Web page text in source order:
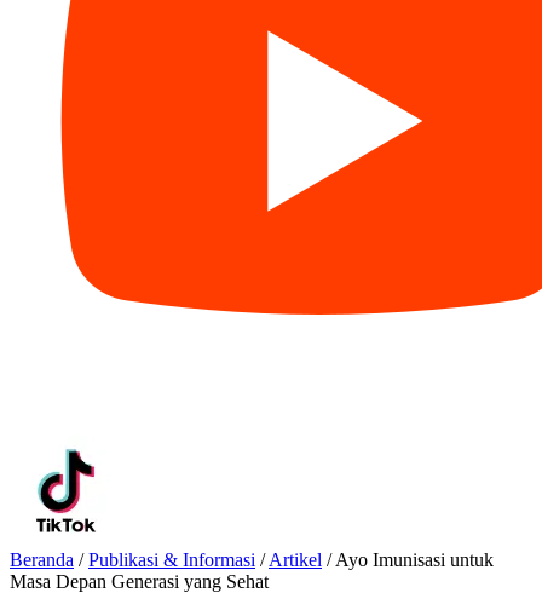
Beranda / Publikasi & Informasi / Artikel / Ayo Imunisasi untuk
Masa Depan Generasi yang Sehat